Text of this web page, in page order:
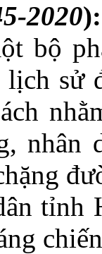
2020):
bộ
sử
nhân
tỉnh